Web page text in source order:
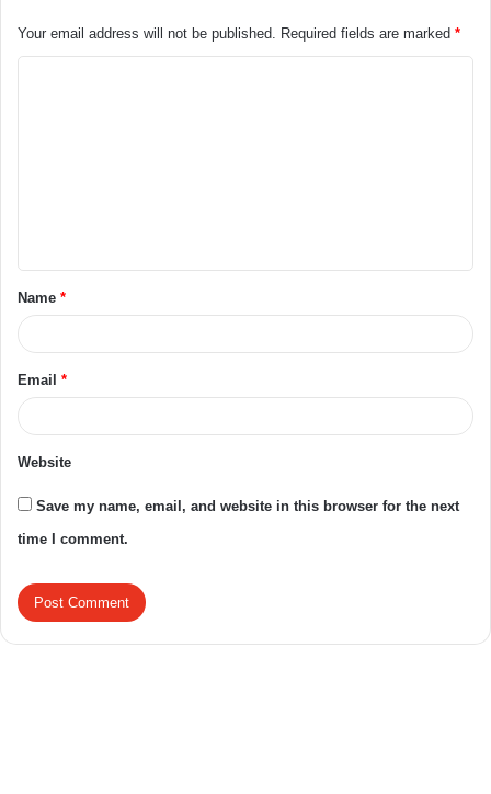
Your email address will not be published. Required fields are marked *
Name *
Email *
Website
Save my name, email, and website in this browser for the next
time I comment.